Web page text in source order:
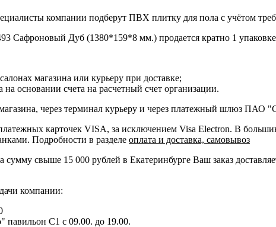
компании подберут ПВХ плитку для пола с учётом
Сафроновый Дуб (1380*159*8 мм.) продается кратно 1
магазина или курьеру при доставке;
на основании счета на расчетный счет организации.
магазина, через терминал курьеру и через платежный шлюз
карточек VISA, за исключением Visa Electron. В
Подробности в разделе оплата и доставка, самовывоз
сумму свыше 15 000 рублей в Екатеринбурге Ваш заказ
компании:
С1 с 09.00. до 19.00.